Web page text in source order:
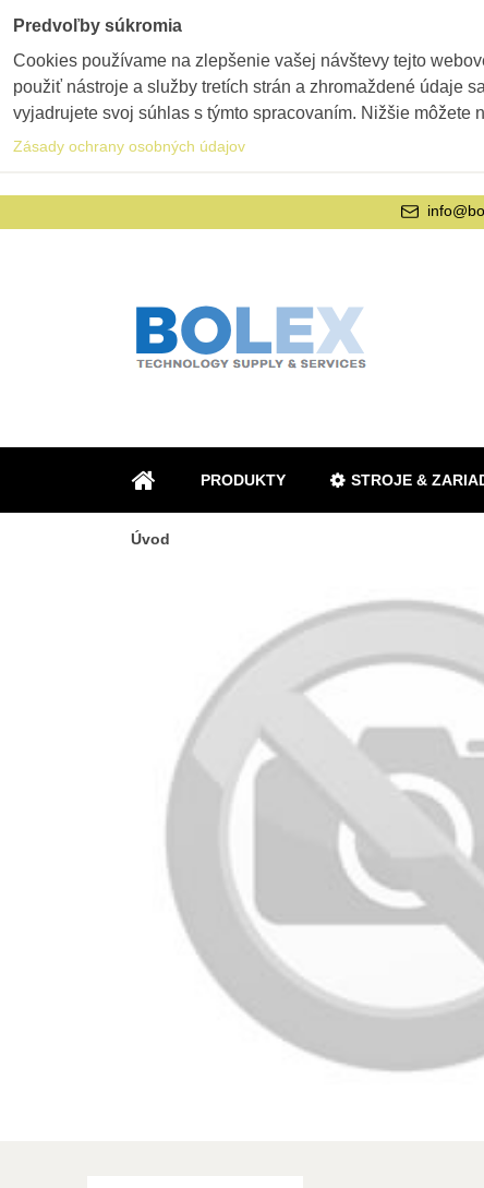
ÚVOD
PRODUKTY STROJE &
Úvod
Predvoľby súkromia
Cookies používame na zlepšenie vašej návštevy tejto
použiť nástroje a služby tretích strán a zhromaždené údaje
vyjadrujete svoj súhlas s týmto spracovaním. Nižšie
Zásady ochrany osobných údajov